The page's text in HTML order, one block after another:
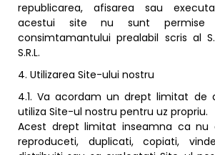
republicarea, afisarea sau
acestui site nu sunt permise
consimtamantului prealabil scris al
S.R.L.
4. Utilizarea Site-ului nostru
4.1. Va acordam un drept limitat de
utiliza Site-ul nostru pentru uz propriu.
Acest drept limitat inseamna ca nu
reproduceti, duplicati, copiati,